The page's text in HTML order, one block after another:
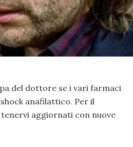
del dottore se i vari farmaci
anafilattico. Per il
aggiornati con nuove